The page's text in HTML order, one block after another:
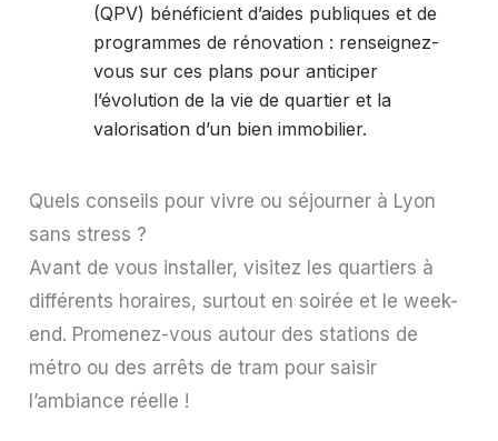
(QPV) bénéficient d’aides publiques et de
programmes de rénovation : renseignez-
vous sur ces plans pour anticiper
l’évolution de la vie de quartier et la
valorisation d’un bien immobilier.
Quels conseils pour vivre ou séjourner à Lyon
sans stress ?
Avant de vous installer, visitez les quartiers à
différents horaires, surtout en soirée et le week-
end. Promenez-vous autour des stations de
métro ou des arrêts de tram pour saisir
l’ambiance réelle !